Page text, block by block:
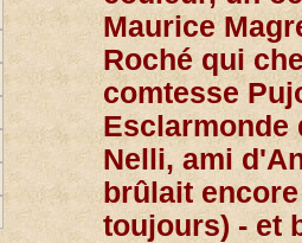
Maurice
Roché qui
comtesse
Esclarmonde
Nelli, ami
brûlait
toujours) - et